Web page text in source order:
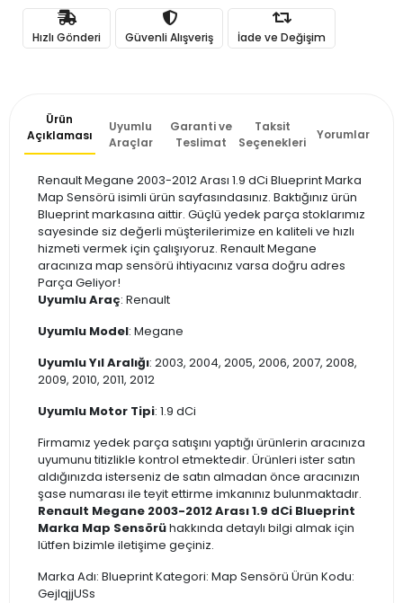
Hızlı Gönderi Güvenli Alışveriş İade ve Değişim
Ürün
Açıklaması
Uyumlu
Araçlar
Garanti ve
Teslimat
Taksit
Seçenekleri
Yorumlar
Renault Megane 2003-2012 Arası 1.9 dCi Blueprint Marka
Map Sensörü isimli ürün sayfasındasınız. Baktığınız ürün
Blueprint markasına aittir. Güçlü yedek parça stoklarımız
sayesinde siz değerli müşterilerimize en kaliteli ve hızlı
hizmeti vermek için çalışıyoruz. Renault Megane
aracınıza map sensörü ihtiyacınız varsa doğru adres
Parça Geliyor!
Uyumlu Araç: Renault
Uyumlu Model: Megane
Uyumlu Yıl Aralığı: 2003, 2004, 2005, 2006, 2007, 2008,
2009, 2010, 2011, 2012
Uyumlu Motor Tipi: 1.9 dCi
Firmamız yedek parça satışını yaptığı ürünlerin aracınıza
uyumunu titizlikle kontrol etmektedir. Ürünleri ister satın
aldığınızda isterseniz de satın almadan önce aracınızın
şase numarası ile teyit ettirme imkanınız bulunmaktadır.
Renault Megane 2003-2012 Arası 1.9 dCi Blueprint
Marka Map Sensörühakkında detaylı bilgi almak için
lütfen bizimle iletişime geçiniz.
Marka Adı: Blueprint Kategori: Map Sensörü Ürün Kodu:
GejIqjjUSs